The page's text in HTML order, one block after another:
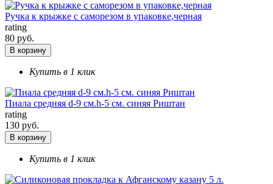
Ручка к крыжке с саморезом в упаковке,черная
rating
80 руб.
В корзину
Купить в 1 клик
Пиала средняя d-9 см.h-5 см. синяя Риштан
rating
130 руб.
В корзину
Купить в 1 клик